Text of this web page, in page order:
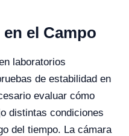
el Campo
laboratorios
de estabilidad en
evaluar cómo
distintas condiciones
del tiempo. La cámara